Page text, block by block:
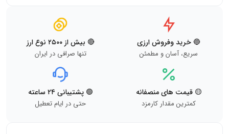
🔵 خرید وفروش ارزی
سریع، آسان و مطمئن
🔴 بیش از ۲۵۰۰ نوع ارز
تنها صرافی در ایران
🟡 قیمت های منصفانه
کمترین مقدار کارمزد
🟢 پشتیبانی ۲۴ ساعته
حتی در ایام تعطیل